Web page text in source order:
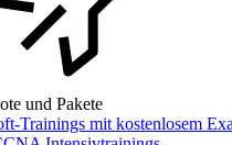
und Pakete
Trainings mit kostenlosem